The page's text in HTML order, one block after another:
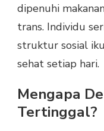
dipenuhi
trans. Individu
struktur sosial
sehat setiap hari.
Mengapa
Tertinggal?